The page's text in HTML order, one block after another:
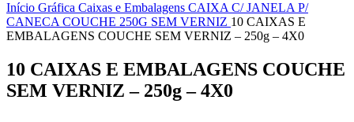
Início Gráfica Caixas e Embalagens CAIXA C/ JANELA P/
CANECA COUCHE 250G SEM VERNIZ 10 CAIXAS E
EMBALAGENS COUCHE SEM VERNIZ – 250g – 4X0
10 CAIXAS E EMBALAGENS COUCHE
SEM VERNIZ – 250g – 4X0